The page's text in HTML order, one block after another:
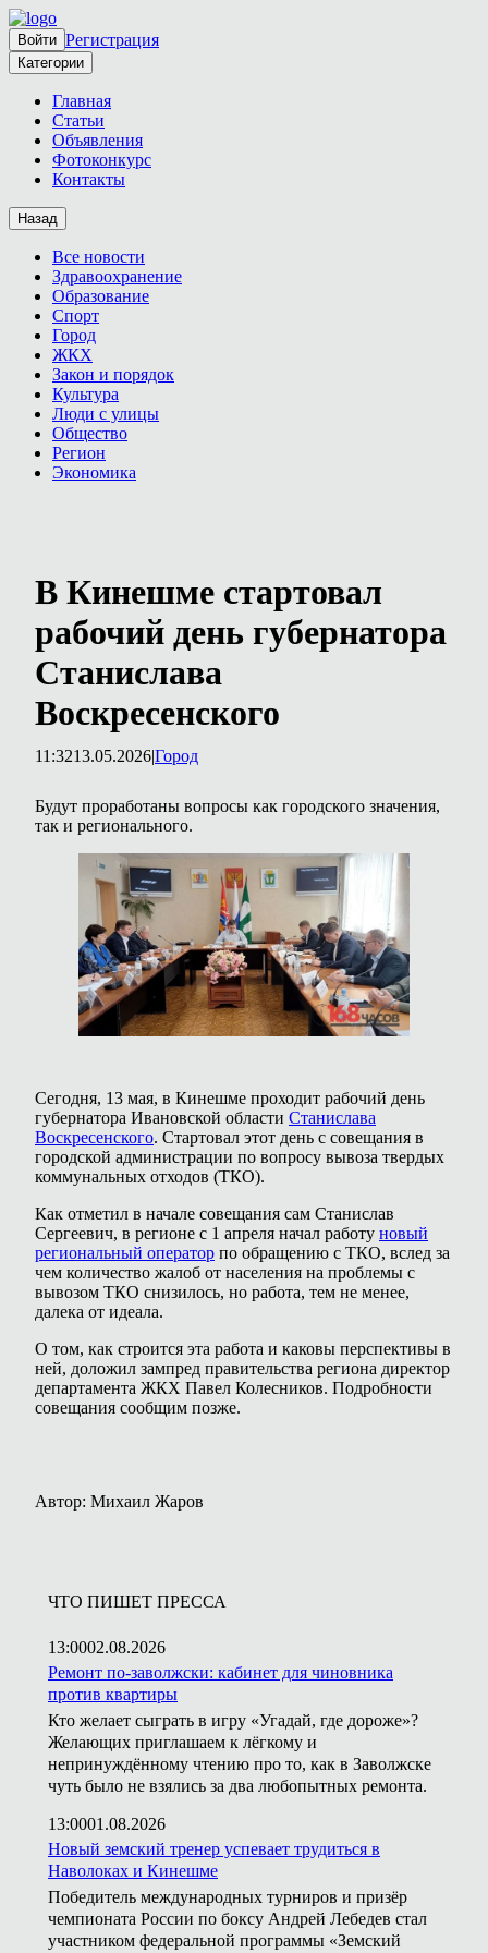
Войти Регистрация
Категории
Главная
Статьи
Объявления
Фотоконкурс
Контакты
Назад
Все новости
Здравоохранение
Образование
Спорт
Город
ЖКХ
Закон и порядок
Культура
Люди с улицы
Общество
Регион
Экономика
В Кинешме стартовал
рабочий день губернатора
Станислава
Воскресенского
11:3213.05.2026|Город
Будут проработаны вопросы как городского значения,
так и регионального.
Сегодня, 13 мая, в Кинешме проходит рабочий день
губернатора Ивановской области Станислава
Воскресенского. Стартовал этот день с совещания в
городской администрации по вопросу вывоза твердых
коммунальных отходов (ТКО).
Как отметил в начале совещания сам Станислав
Сергеевич, в регионе с 1 апреля начал работу новый
региональный оператор по обращению с ТКО, вслед за
чем количество жалоб от населения на проблемы с
вывозом ТКО снизилось, но работа, тем не менее,
далека от идеала.
О том, как строится эта работа и каковы перспективы в
ней, доложил зампред правительства региона директор
департамента ЖКХ Павел Колесников. Подробности
совещания сообщим позже.
Автор: Михаил Жаров
ЧТО ПИШЕТ ПРЕССА
13:0002.08.2026
Ремонт по-заволжски: кабинет для чиновника
против квартиры
Кто желает сыграть в игру «Угадай, где дороже»?
Желающих приглашаем к лёгкому и
непринуждённому чтению про то, как в Заволжске
чуть было не взялись за два любопытных ремонта.
13:0001.08.2026
Новый земский тренер успевает трудиться в
Наволоках и Кинешме
Победитель международных турниров и призёр
чемпионата России по боксу Андрей Лебедев стал
участником федеральной программы «Земский